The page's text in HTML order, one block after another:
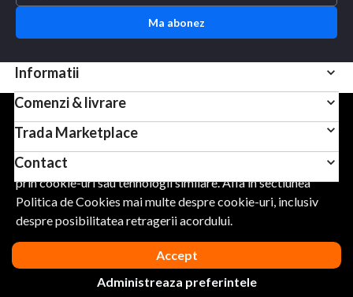
Ma abonez
Informatii
Comenzi & livrare
Trada Marketplace
Contact
URMARESTE-NE
Pentru scopuri precum afisarea de continut personalizat,
folosim module cookie sau tehnologii similare. Apasand
Accept, esti de acord sa permiti colectarea de informatii
prin cookie-uri sau tehnologii similare. Afla in sectiunea
Politica de Cookies mai multe despre cookie-uri, inclusiv
despre posibilitatea retragerii acordului.
Accept
Administreaza preferintele